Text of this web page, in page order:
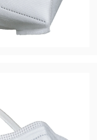
6313
de eficiencia